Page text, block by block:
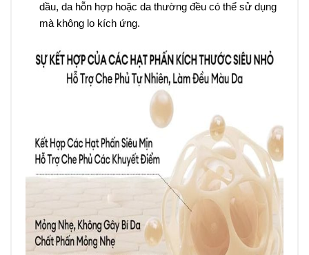
dầu, da hỗn hợp hoặc da thường đều có thể sử dụng
mà không lo kích ứng.